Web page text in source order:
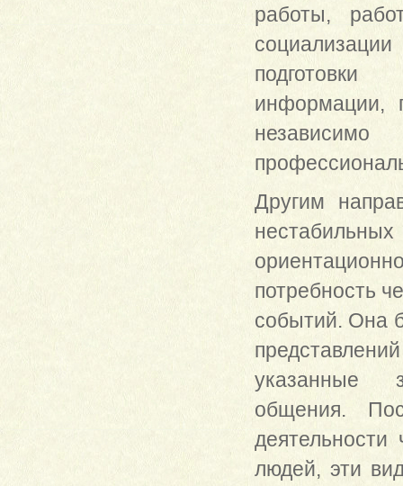
работы,
подготовки
информации,
Другим
потребность
событий. Она
указанные
общения.
людей, эти